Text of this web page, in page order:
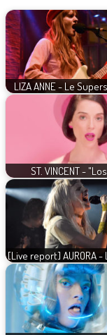
LIZA ANNE - Le
ST. VINCENT -
[Live report] AURORA